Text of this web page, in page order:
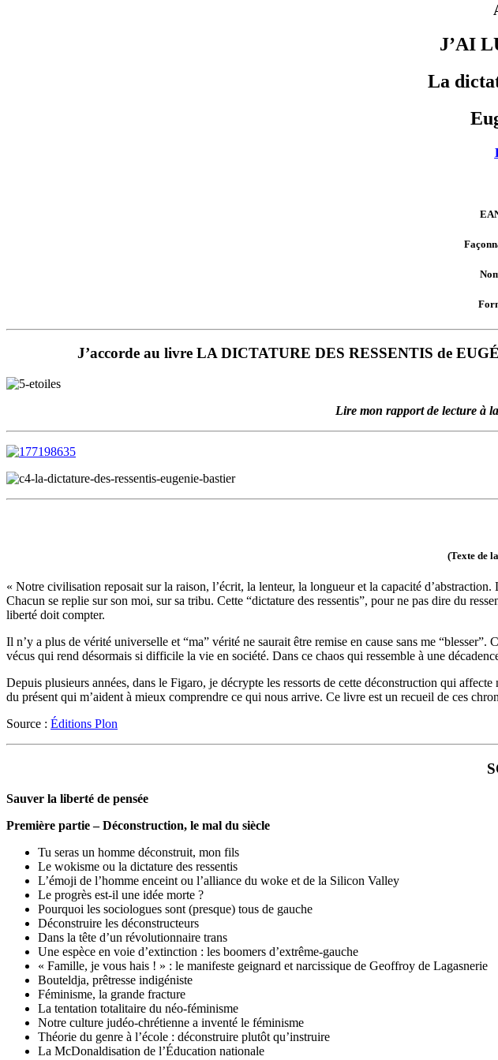
J’AI
La
J’accorde au livre LA DICTATURE DES RESSENTIS de
Lire mon rapport de lecture à
(Texte de
« Notre civilisation reposait sur la raison, l’écrit, la lenteur, la longueur et la capacité
Chacun se replie sur son moi, sur sa tribu. Cette “dictature des ressentis”, pour ne pas dire du
liberté doit compter.
Il n’y a plus de vérité universelle et “ma” vérité ne saurait être remise en cause sans me
vécus qui rend désormais si difficile la vie en société. Dans ce chaos qui ressemble à une
Depuis plusieurs années, dans le Figaro, je décrypte les ressorts de cette déconstruction qui
du présent qui m’aident à mieux comprendre ce qui nous arrive. Ce livre est un recueil de ces
Source : Éditions Plon
Sauver la liberté de pensée
Première partie – Déconstruction, le mal du siècle
Tu seras un homme déconstruit, mon fils
Le wokisme ou la dictature des ressentis
L’émoji de l’homme enceint ou l’alliance du woke et de la Silicon Valley
Le progrès est-il une idée morte ?
Pourquoi les sociologues sont (presque) tous de gauche
Déconstruire les déconstructeurs
Dans la tête d’un révolutionnaire trans
Une espèce en voie d’extinction : les boomers d’extrême-gauche
« Famille, je vous hais ! » : le manifeste geignard et narcissique de Geoffroy de Lagasnerie
Bouteldja, prêtresse indigéniste
Féminisme, la grande fracture
La tentation totalitaire du néo-féminisme
Notre culture judéo-chrétienne a inventé le féminisme
Théorie du genre à l’école : déconstruire plutôt qu’instruire
La McDonaldisation de l’Éducation nationale